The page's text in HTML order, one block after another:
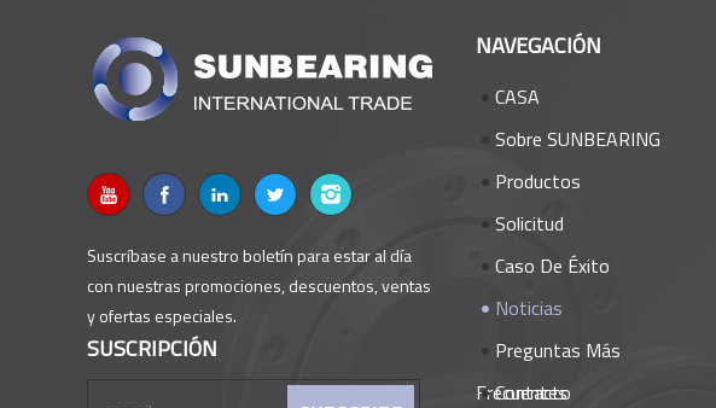
Suscríbase a nuestro boletín para estar al día
con nuestras promociones, descuentos, ventas
y ofertas especiales.
SUSCRIPCIÓN
NAVEGACIÓN
CASA
Sobre SUNBEARING
Productos
Solicitud
Caso De Éxito
Noticias
Preguntas Más
Frecuentes
Contacto